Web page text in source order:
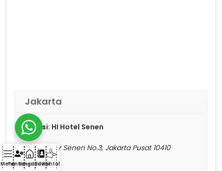
Jakarta
Lokasi: HI Hotel Senen
📍 Jl. Pasar Senen No.3, Jakarta Pusat 10410
MenuTentangBerandaJadwalKontak